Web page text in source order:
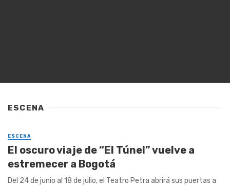
ESCENA
ESCENA
El oscuro viaje de “El Túnel” vuelve a
estremecer a Bogotá
Del 24 de junio al 18 de julio, el Teatro Petra abrirá sus puertas a